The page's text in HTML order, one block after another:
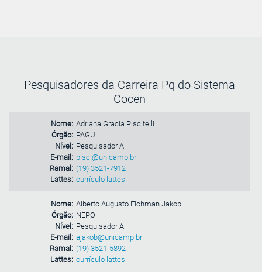
Pesquisadores da Carreira Pq do Sistema
Cocen
Nome: Adriana Gracia Piscitelli
Órgão: PAGU
Nível: Pesquisador A
E-mail: pisci@unicamp.br
Ramal: (19) 3521-7912
Lattes: currículo lattes
Nome: Alberto Augusto Eichman Jakob
Órgão: NEPO
Nível: Pesquisador A
E-mail: ajakob@unicamp.br
Ramal: (19) 3521-5892
Lattes: currículo lattes